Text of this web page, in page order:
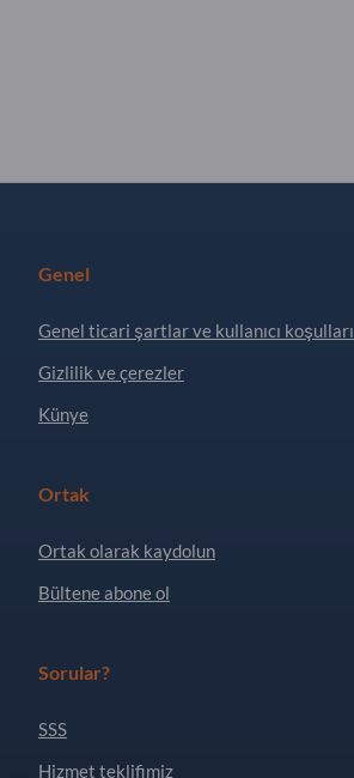
Genel
Genel ticari şartlar ve kullanıcı koşulları
Gizlilik ve çerezler
Künye
Ortak
Ortak olarak kaydolun
Bültene abone ol
Sorular?
SSS
Hizmet teklifimiz